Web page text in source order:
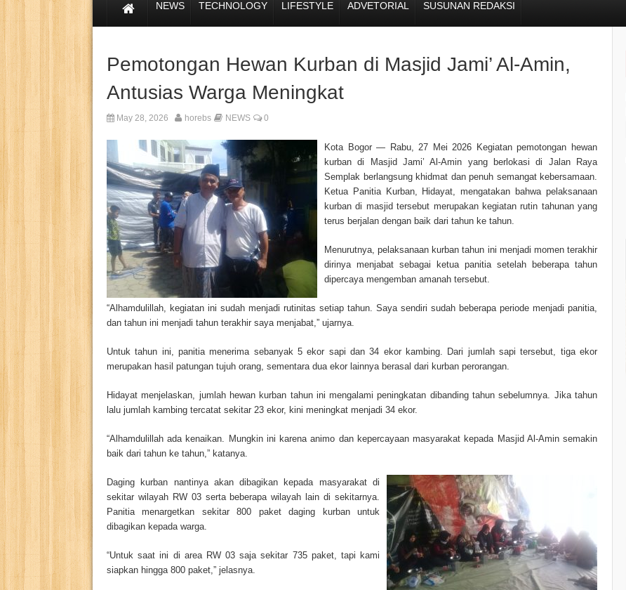
NEWS TECHNOLOGY LIFESTYLE ADVETORIAL SUSUNAN REDAKSI
Pemotongan Hewan Kurban di Masjid Jami’ Al-Amin,
Antusias Warga Meningkat
May 28, 2026 horebs NEWS 0
Kota Bogor — Rabu, 27 Mei 2026 Kegiatan pemotongan hewan
kurban di Masjid Jami’ Al-Amin yang berlokasi di Jalan Raya
Semplak berlangsung khidmat dan penuh semangat kebersamaan.
Ketua Panitia Kurban, Hidayat, mengatakan bahwa pelaksanaan
kurban di masjid tersebut merupakan kegiatan rutin tahunan yang
terus berjalan dengan baik dari tahun ke tahun.
Menurutnya, pelaksanaan kurban tahun ini menjadi momen terakhir
dirinya menjabat sebagai ketua panitia setelah beberapa tahun
dipercaya mengemban amanah tersebut.
“Alhamdulillah, kegiatan ini sudah menjadi rutinitas setiap tahun. Saya sendiri sudah beberapa periode menjadi panitia,
dan tahun ini menjadi tahun terakhir saya menjabat,” ujarnya.
Untuk tahun ini, panitia menerima sebanyak 5 ekor sapi dan 34 ekor kambing. Dari jumlah sapi tersebut, tiga ekor
merupakan hasil patungan tujuh orang, sementara dua ekor lainnya berasal dari kurban perorangan.
Hidayat menjelaskan, jumlah hewan kurban tahun ini mengalami peningkatan dibanding tahun sebelumnya. Jika tahun
lalu jumlah kambing tercatat sekitar 23 ekor, kini meningkat menjadi 34 ekor.
“Alhamdulillah ada kenaikan. Mungkin ini karena animo dan kepercayaan masyarakat kepada Masjid Al-Amin semakin
baik dari tahun ke tahun,” katanya.
Daging kurban nantinya akan dibagikan kepada masyarakat di
sekitar wilayah RW 03 serta beberapa wilayah lain di sekitarnya.
Panitia menargetkan sekitar 800 paket daging kurban untuk
dibagikan kepada warga.
“Untuk saat ini di area RW 03 saja sekitar 735 paket, tapi kami
siapkan hingga 800 paket,” jelasnya.